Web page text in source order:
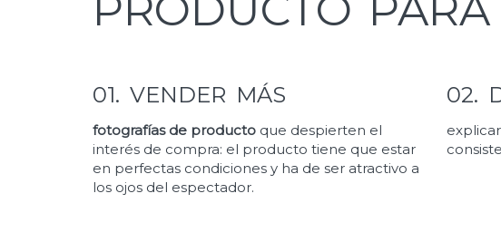
01. VENDER MÁS
fotografías de producto que despierten el
interés de compra: el producto tiene que estar
en perfectas condiciones y ha de ser atractivo a
los ojos del espectador.
02.